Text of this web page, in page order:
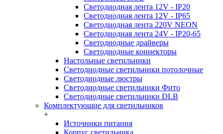
Светодиодная лента 12V - IP20
Светодиодная лента 12V - IP65
Светодиодная лента 220V NEON
Светодиодная лента 24V - IP20-65
Светодиодные драйверы
Светодиодные коннекторы
Настольные светильники
Светодиодные светильники потолочные
Светодиодные люстры
Светодиодные светильники Фито
Светодиодные светильники DLB
Комплектующие для светильников
+
Источники питания
Корпус светильника